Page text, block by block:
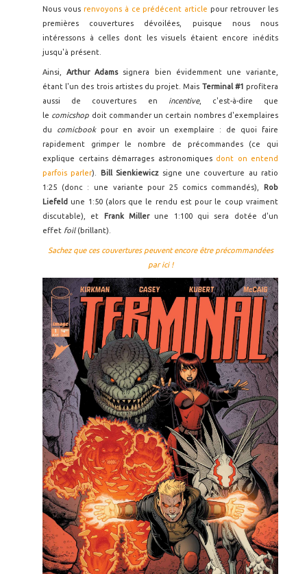
Nous vous renvoyons à ce prédécent article pour retrouver les
premières couvertures dévoilées, puisque nous nous
intéressons à celles dont les visuels étaient encore inédits
jusqu'à présent.
Ainsi,Arthur Adams signera bien évidemment une variante,
étant l'un des trois artistes du projet. Mais Terminal #1profitera
aussi de couvertures en
incentive, c'est-à-dire que
le comicshop doit commander un certain nombres d'exemplaires
du comicbook pour en avoir un exemplaire : de quoi faire
rapidement grimper le nombre de précommandes (ce qui
explique certains démarrages astronomiques dont on entend
parfois parler). Bill Sienkiewicz signe une couverture au ratio
1:25 (donc : une variante pour 25 comics commandés),
Rob
Liefeldune 1:50 (alors que le rendu est pour le coup vraiment
discutable), et
Frank Millerune 1:100 qui sera dotée d'un
effet foil (brillant).
Sachez que ces couvertures peuvent encore être précommandées
par ici !